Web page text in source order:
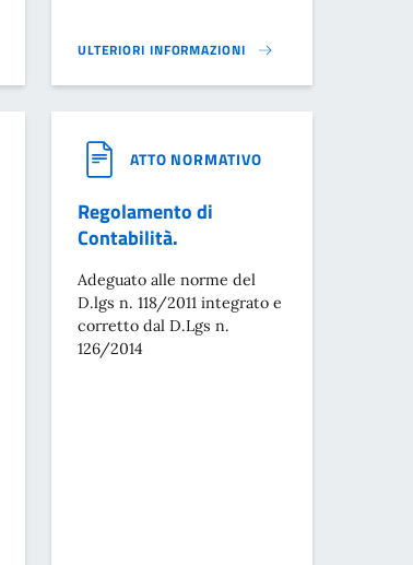
PER LE FUNZIONI TECNICHE DI CUI AL D. LGS.
DELLE ATTIVITÀ AGRO-ALIMENTARI TRADIZIONALI
ULTERIORI INFORMAZIONI
REGOLAMENTO PER IL CONFERIMENTO DELLE
ATTO NORMATIVO
Regolamento di
Contabilità.
Adeguato alle norme del
D.lgs n. 118/2011 integrato e
corretto dal D.Lgs n.
126/2014